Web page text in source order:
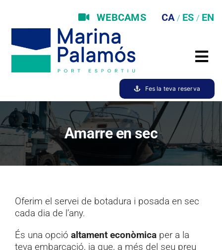
content
WEBCAMS
Amarratges
Serveis
Medi Ambient
Staff
Actualitat
Documentació
Fes la teva reserva
Amarre en sec
Oferim el servei de botadura i posada en sec
cada dia de l’any.
És una opció altament econòmicaper a la
teva embarcació, ja que, a més del seu preu